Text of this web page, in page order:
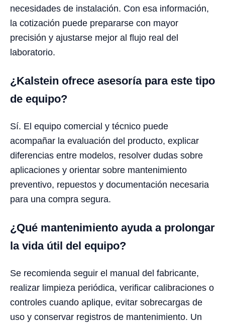
necesidades de instalación. Con esa información,
la cotización puede prepararse con mayor
precisión y ajustarse mejor al flujo real del
laboratorio.
¿Kalstein ofrece asesoría para este tipo
de equipo?
Sí. El equipo comercial y técnico puede
acompañar la evaluación del producto, explicar
diferencias entre modelos, resolver dudas sobre
aplicaciones y orientar sobre mantenimiento
preventivo, repuestos y documentación necesaria
para una compra segura.
¿Qué mantenimiento ayuda a prolongar
la vida útil del equipo?
Se recomienda seguir el manual del fabricante,
realizar limpieza periódica, verificar calibraciones o
controles cuando aplique, evitar sobrecargas de
uso y conservar registros de mantenimiento. Un